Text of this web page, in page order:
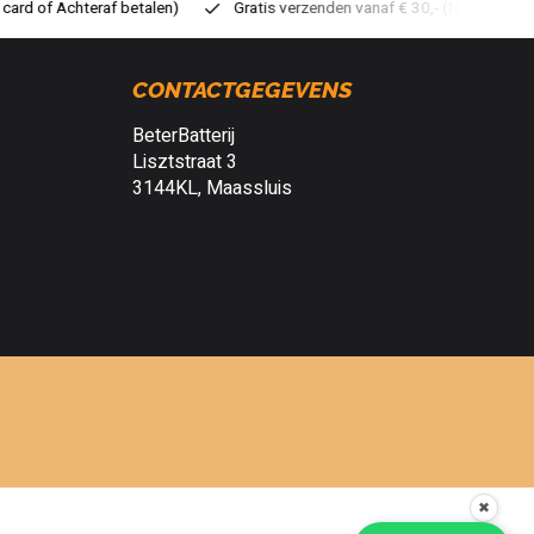
verzenden vanaf € 30,- (NL) Verzendkosten € 2,95 (NL)
CONTACTGEGEVENS
BeterBatterij
Lisztstraat 3
3144KL, Maassluis
✖